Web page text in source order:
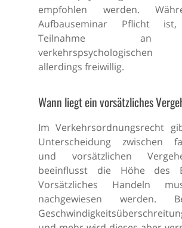
empfohlen werden.
Aufbauseminar Pflicht
Teilnahme an
verkehrspsychologischen
allerdings freiwillig.
Wann liegt ein vorsätzliches
Im Verkehrsordnungsrecht
Unterscheidung zwischen
und vorsätzlichen
beeinflusst die Höhe des
Vorsätzliches Handeln
nachgewiesen werden.